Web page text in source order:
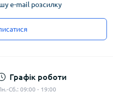
e-mail розсилку
Графік роботи
Сб.: 09:00 - 19:00